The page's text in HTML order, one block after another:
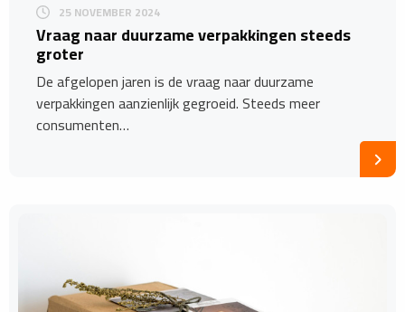
25 NOVEMBER 2024
Vraag naar duurzame verpakkingen steeds
groter
De afgelopen jaren is de vraag naar duurzame
verpakkingen aanzienlijk gegroeid. Steeds meer
consumenten…